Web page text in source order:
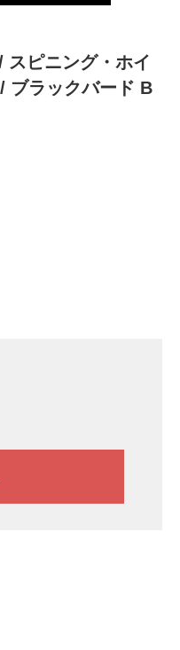
スピニング・ホイ
ブラックバード B